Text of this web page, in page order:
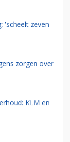
'scheelt zeven
zorgen over
KLM en